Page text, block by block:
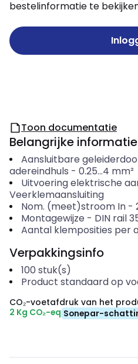
bestelinformatie te
Toon documentatie
Belangrijke informatie
Aansluitbare
adereindhuls - 0.25...4 mm²
Uitvoering elektrische
Veerklemaansluiting
Nom. (meet)stroom In-
Montagewijze - DIN rail
Aantal klemposities per
Verpakkingsinfo
100 stuk(s)
Product standaard op
CO₂-voetafdruk van het
2 Kg CO₂-eq Sonepar-